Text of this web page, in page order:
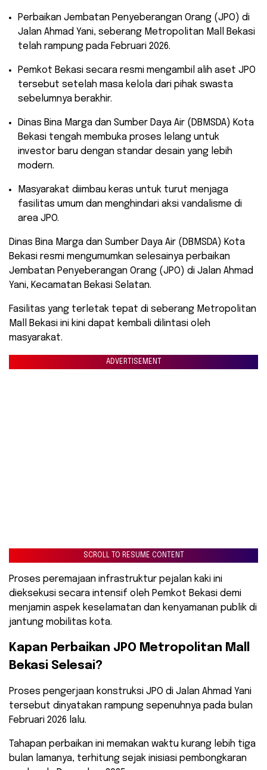
​Perbaikan Jembatan Penyeberangan Orang (JPO) di
Jalan Ahmad Yani, seberang Metropolitan Mall Bekasi
telah rampung pada Februari 2026.
​Pemkot Bekasi secara resmi mengambil alih aset JPO
tersebut setelah masa kelola dari pihak swasta
sebelumnya berakhir.
​Dinas Bina Marga dan Sumber Daya Air (DBMSDA) Kota
Bekasi tengah membuka proses lelang untuk
investor baru dengan standar desain yang lebih
modern.
​Masyarakat diimbau keras untuk turut menjaga
fasilitas umum dan menghindari aksi vandalisme di
area JPO.
Dinas Bina Marga dan Sumber Daya Air (DBMSDA) Kota
Bekasi resmi mengumumkan selesainya perbaikan
Jembatan Penyeberangan Orang (JPO) di Jalan Ahmad
Yani, Kecamatan Bekasi Selatan.
Fasilitas yang terletak tepat di seberang Metropolitan
Mall Bekasi ini kini dapat kembali dilintasi oleh
masyarakat.
ADVERTISEMENT
SCROLL TO RESUME CONTENT
Proses peremajaan infrastruktur pejalan kaki ini
dieksekusi secara intensif oleh Pemkot Bekasi demi
menjamin aspek keselamatan dan kenyamanan publik di
jantung mobilitas kota.
Kapan Perbaikan JPO Metropolitan Mall
Bekasi Selesai?
Proses pengerjaan konstruksi JPO di Jalan Ahmad Yani
tersebut dinyatakan rampung sepenuhnya pada bulan
Februari 2026 lalu.
Tahapan perbaikan ini memakan waktu kurang lebih tiga
bulan lamanya, terhitung sejak inisiasi pembongkaran